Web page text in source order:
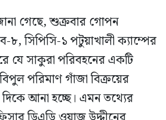
গেছে, শুক্রবার গোপন
৮, সিপিসি-১ পটুয়াখালী ক্যাম্পের
যে সাকুরা পরিবহনের একটি
পরিমাণ গাঁজা বিক্রয়ের
দিকে আনা হচ্ছে। এমন তথ্যের